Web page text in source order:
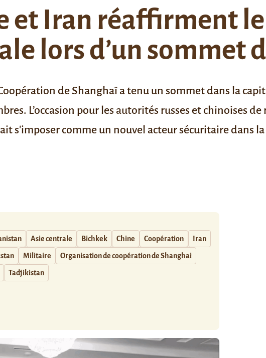
et Iran réaffirment
lors d’un sommet
de Shanghaï a tenu un sommet dans la
L’occasion pour les autorités russes et chinoises
s'imposer comme un nouvel acteur sécuritaire dans
Asie centrale Bichkek Chine Coopération Iran
Militaire Organisation de coopération de Shanghai
Tadjikistan